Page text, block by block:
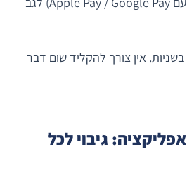
אין צורך להקליד שום דבר
גיבוי לכל